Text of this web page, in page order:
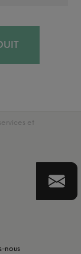
et
nous